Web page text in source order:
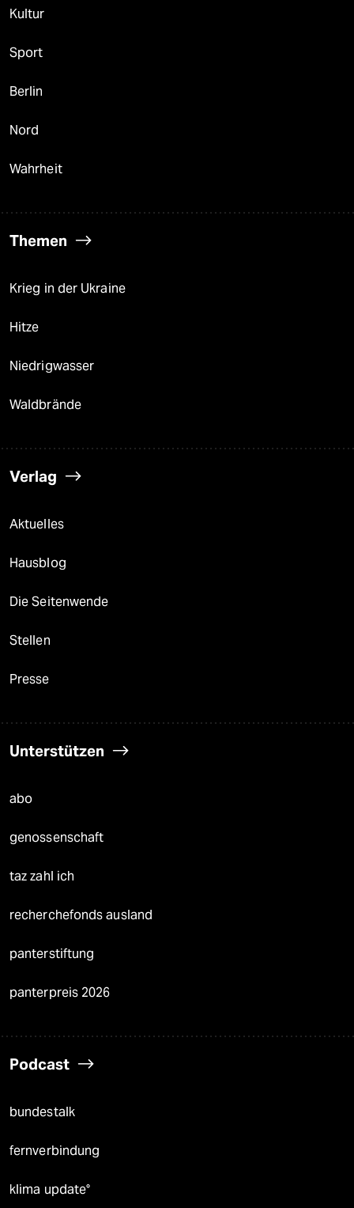
Kultur
Sport
Berlin
Nord
Wahrheit
Themen
Krieg in der Ukraine
Hitze
Niedrigwasser
Waldbrände
Verlag
Aktuelles
Hausblog
Die Seitenwende
Stellen
Presse
Unterstützen
abo
genossenschaft
taz zahl ich
recherchefonds ausland
panterstiftung
panterpreis 2026
Podcast
bundestalk
fernverbindung
klima update°